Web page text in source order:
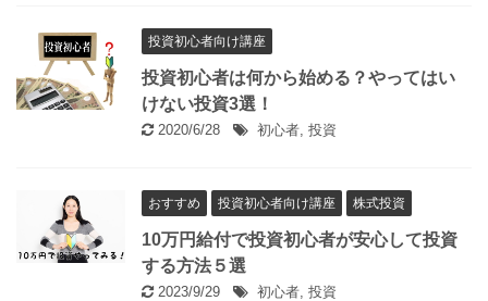
投資初心者向け講座
投資初心者は何から始める？やってはい
けない投資3選！
2020/6/28 初心者, 投資
おすすめ 投資初心者向け講座 株式投資
10万円給付で投資初心者が安心して投資
する方法５選
2023/9/29 初心者, 投資